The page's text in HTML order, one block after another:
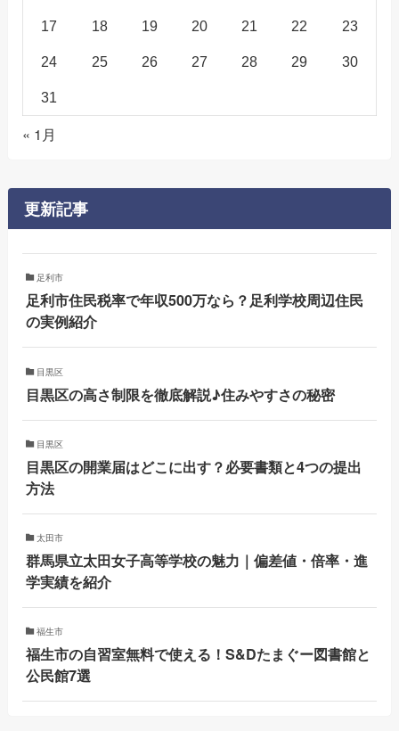
17 18 19 20 21 22 23
24 25 26 27 28 29 30
31
« 1月
更新記事
足利市
足利市住民税率で年収500万なら？足利学校周辺住民
の実例紹介
目黒区
目黒区の高さ制限を徹底解説♪住みやすさの秘密
目黒区
目黒区の開業届はどこに出す？必要書類と4つの提出
方法
太田市
群馬県立太田女子高等学校の魅力｜偏差値・倍率・進
学実績を紹介
福生市
福生市の自習室無料で使える！S&Dたまぐー図書館と
公民館7選